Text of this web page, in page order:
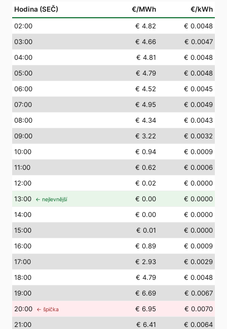
Hodina (SEČ) €/MWh €/kWh
02:00 € 4.82
€ 0.0048
03:00 € 4.66
€ 0.0047
04:00 € 4.81
€ 0.0048
05:00 € 4.79
€ 0.0048
06:00 € 4.52
€ 0.0045
07:00 € 4.95
€ 0.0049
08:00 € 4.34
€ 0.0043
09:00 € 3.22
€ 0.0032
10:00 € 0.94
€ 0.0009
11:00 € 0.62
€ 0.0006
12:00 € 0.02
€ 0.0000
13:00 ← nejlevnější € 0.00
€ 0.0000
14:00 € 0.00
€ 0.0000
15:00 € 0.01
€ 0.0000
16:00 € 0.89
€ 0.0009
17:00 € 2.93
€ 0.0029
18:00 € 4.79
€ 0.0048
19:00 € 6.69
€ 0.0067
20:00 ← špička € 6.95
€ 0.0070
21:00 € 6.41
€ 0.0064